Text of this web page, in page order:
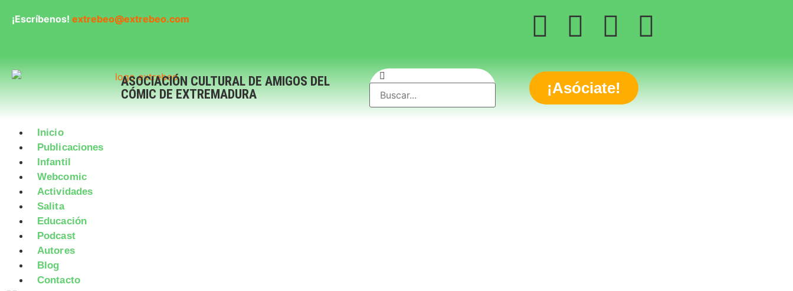
¡Escríbenos! extrebeo@extrebeo.com
ASOCIACIÓN CULTURAL DE AMIGOS DEL
CÓMIC DE EXTREMADURA
¡Asóciate!
Inicio
Publicaciones
Infantil
Webcomic
Actividades
Salita
Educación
Podcast
Autores
Blog
Contacto